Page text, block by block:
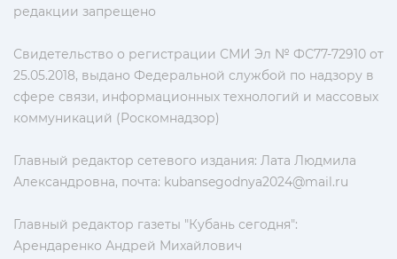
редакции запрещено
Свидетельство о регистрации СМИ Эл № ФС77-72910 от
25.05.2018, выдано Федеральной службой по надзору в
сфере связи, информационных технологий и массовых
коммуникаций (Роскомнадзор)
Главный редактор сетевого издания: Лата Людмила
Александровна, почта: kubansegodnya2024@mail.ru
Главный редактор газеты "Кубань сегодня":
Арендаренко Андрей Михайлович